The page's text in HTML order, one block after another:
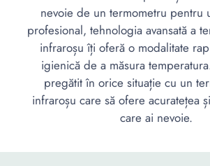
nevoie de un termometru pentru
profesional, tehnologia avansată a
infraroșu îți oferă o modalitate
igienică de a măsura
pregătit în orice situație cu un
infraroșu care să ofere acuratețea
care ai nevoie.